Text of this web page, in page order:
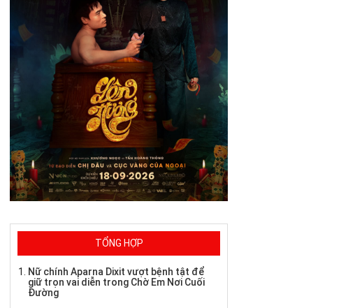
TỔNG HỢP
Nữ chính Aparna Dixit vượt bệnh tật để
giữ trọn vai diễn trong Chờ Em Nơi Cuối
Đường